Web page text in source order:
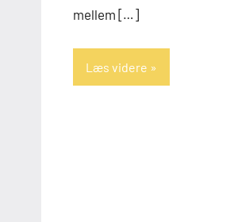
mellem […]
Læs videre